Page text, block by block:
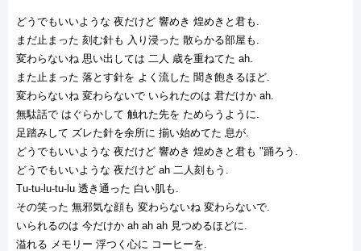
どうでもいいような 夜だけど 響めき 煌めきと君も.
まだ止まった 刻む針も 入り浸った 散らかる部屋も.
変わらないね 思い出しては 二人 歳を重ねてた ah.
また止まった 落とす針を よく流した 聞き飽きるほど.
変わらないね 変わらないで いられたのは 君だけか ah.
無駄話で はぐらかして 触れた先を ためらうように.
足踏みして ズレた針を余所に 揃い始めてた 息が.
どうでもいいような 夜だけど 響めき 煌めきと君も "踊ろう.
どうでもいいような 夜だけど ah 二人刻もう.
Tu-tu-lu-tu-lu 透き通った 白い肌も.
その笑った 無邪気な顔も 変わらないね 変わらないで.
いられるのは 今だけか ah ah ah 見つめるほどに.
溢れる メモリー 浮つく心に コーヒーを.